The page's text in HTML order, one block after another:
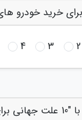
2
3
4
دیدگاه های مرتبط با